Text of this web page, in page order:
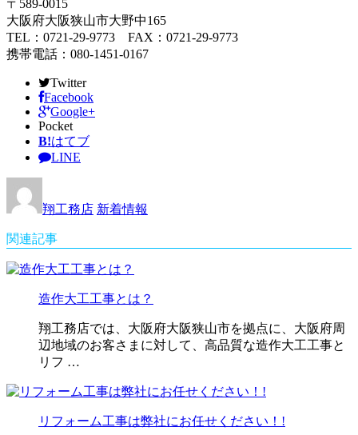
〒589-0015
大阪府大阪狭山市大野中165
TEL：0721-29-9773 FAX：0721-29-9773
携帯電話：080-1451-0167
Twitter
Facebook
Google+
Pocket
B!はてブ
LINE
翔工務店 新着情報
関連記事
造作大工工事とは？
翔工務店では、大阪府大阪狭山市を拠点に、大阪府周
辺地域のお客さまに対して、高品質な造作大工工事と
リフ …
リフォーム工事は弊社にお任せください！!